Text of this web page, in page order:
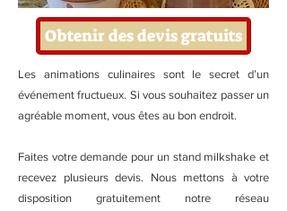
Obtenir des devis gratuits
Les animations culinaires sont le secret d’un
événement fructueux. Si vous souhaitez passer un
agréable moment, vous êtes au bon endroit.
Faites votre demande pour un stand milkshake et
recevez plusieurs devis. Nous mettons à votre
disposition gratuitement notre réseau